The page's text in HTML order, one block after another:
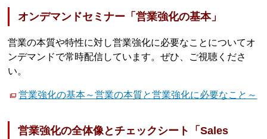
オンデマンドセミナー「営業強化の基本」
営業の本質や特性に対し営業強化に必要なことについてオ
ンデマンドで常時配信しています。ぜひ、ご視聴くださ
い。
営業強化の基本～営業の本質と営業強化に必要なこと～
営業強化の全体像とチェックシート「Sales